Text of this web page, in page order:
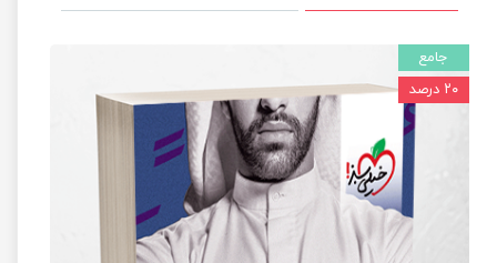
جامع
۲۰ درصد